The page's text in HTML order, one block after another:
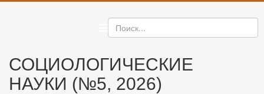
СОЦИОЛОГИЧЕСКИЕ
НАУКИ (№5, 2026)